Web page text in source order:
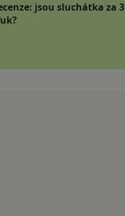
jsou sluchátka za 3